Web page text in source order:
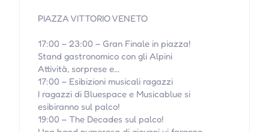
PIAZZA VITTORIO VENETO
17:00 – 23:00 – Gran Finale in piazza!
Stand gastronomico con gli Alpini
Attività, sorprese e…
17:00 – Esibizioni musicali ragazzi
I ragazzi di Bluespace e Musicablue si
esibiranno sul palco!
19:00 – The Decades sul palco!